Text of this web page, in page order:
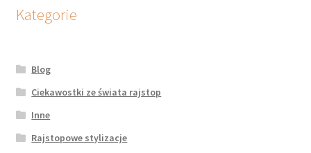
Kategorie
Blog
Ciekawostki ze świata rajstop
Inne
Rajstopowe stylizacje